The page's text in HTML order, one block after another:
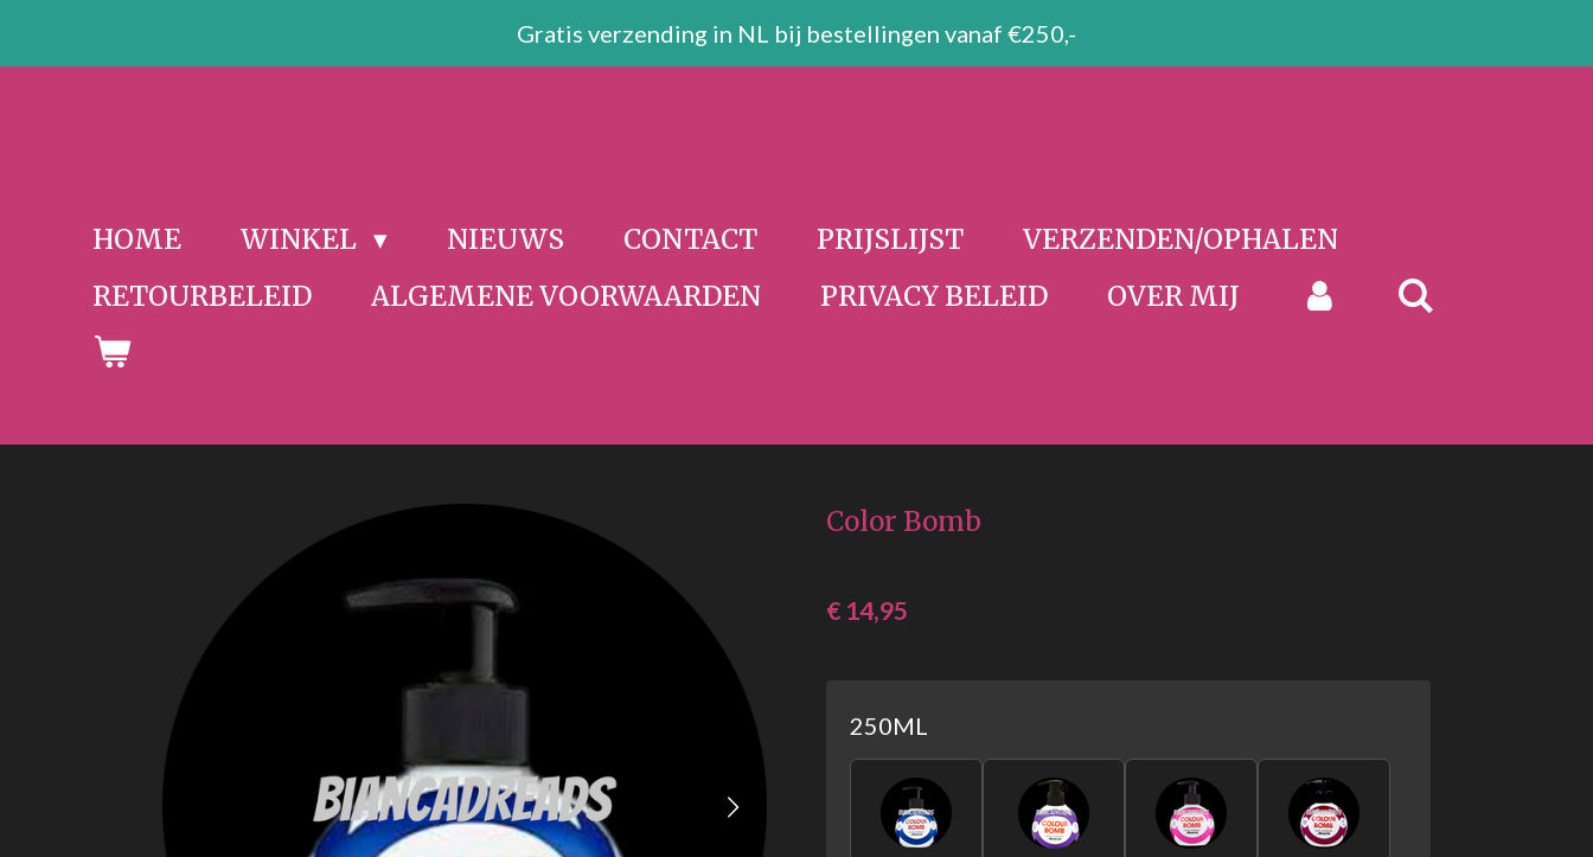
direct
Gratis verzending in NL bij bestellingen vanaf €250,-
HOME WINKEL NIEUWS CONTACT PRIJSLIJST
VERZENDEN/OPHALEN
RETOURBELEID
ALGEMENE VOORWAARDEN PRIVACY BELEID OVER MIJ
Color Bomb
€ 14,95
250ML